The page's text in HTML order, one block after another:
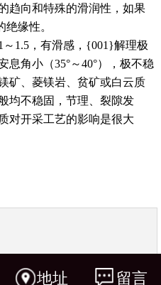
趋向和特殊的滑润性，如果
缘性。
1.5，有滑感，{001}解理极
息角小（35°～40°），极不稳
矿、菱镁岩、贫矿或白云质
均不稳固，节理、裂隙发
对开采工艺的影响是很大
地址 留言